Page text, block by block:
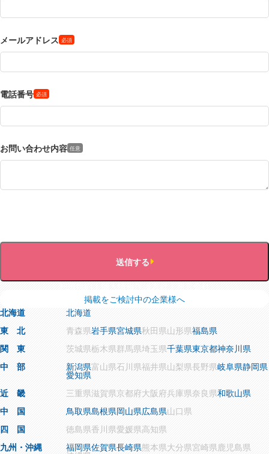
メールアドレス
電話番号
お問い合わせ内容
送信する
掲載をご検討中の企業様へ
北海道
北海道
東 北
青森県岩手県宮城県秋田県山形県福島県
関 東
茨城県栃木県群馬県埼玉県千葉県東京都神奈川県
中 部
新潟県富山県石川県福井県山梨県長野県岐阜県静岡県
愛知県
近 畿
三重県滋賀県京都府大阪府兵庫県奈良県和歌山県
中 国
鳥取県島根県岡山県広島県山口県
四 国
徳島県香川県愛媛県高知県
九州・沖縄
福岡県佐賀県長崎県熊本県大分県宮崎県鹿児島県